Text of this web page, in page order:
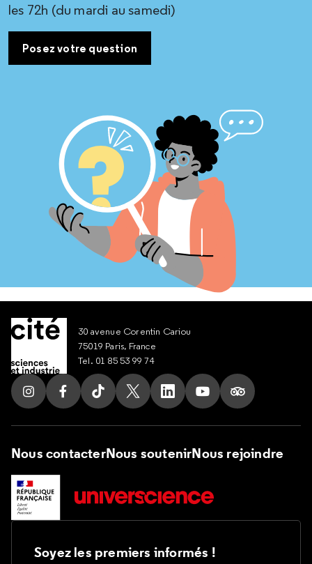
les 72h (du mardi au samedi)
Posez votre question
30 avenue Corentin Cariou
75019 Paris, France
Tel. 01 85 53 99 74
Suivez nous sur Instagram
Suivez nous sur Facebook
Suivez nous sur Tik Tok
Suivez nous sur X
Suivez nous sur LinkedIn
Suivez nous sur
Suivez nous
Nous contacterNous soutenirNous rejoindre
Soyez les premiers informés !